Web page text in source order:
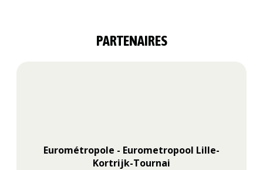
PARTENAIRES
Eurométropole - Eurometropool Lille-
Kortrijk-Tournai